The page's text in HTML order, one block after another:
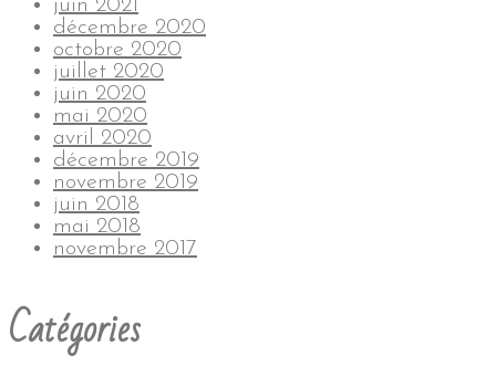
juin 2021
décembre 2020
octobre 2020
juillet 2020
juin 2020
mai 2020
avril 2020
décembre 2019
novembre 2019
juin 2018
mai 2018
novembre 2017
Catégories